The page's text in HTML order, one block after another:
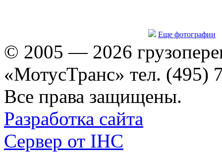
Еще фотографии
© 2005 — 2026
«МотусТранс» тел. (495)
Все права защищены.
Разработка сайта
Сервер от IHC